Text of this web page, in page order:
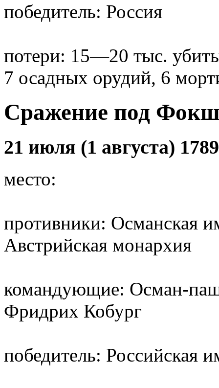
победитель: Россия
потери: 15—20 тыс.
7 осадных орудий, 6
Сражение под
21 июля (1 августа)
место:
противники: Османская
Австрийская монархия
командующие: Осман-
Фридрих Кобург
победитель: Российская